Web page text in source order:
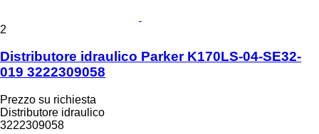
2
Distributore idraulico Parker K170LS-04-SE32-
019 3222309058
Prezzo su richiesta
Distributore idraulico
3222309058